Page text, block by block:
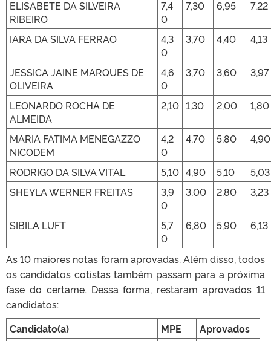
ELISABETE DA SILVEIRA
RIBEIRO
7,4
0
7,30 6,95 7,22
IARA DA SILVA FERRAO
4,3
0
3,70 4,40 4,13
JESSICA JAINE MARQUES DE
OLIVEIRA
4,6
0
3,70 3,60 3,97
LEONARDO ROCHA DE
ALMEIDA
2,10 1,30 2,00 1,80
MARIA FATIMA MENEGAZZO
NICODEM
4,2
0
4,70 5,80 4,90
RODRIGO DA SILVA VITAL 5,10 4,90 5,10
5,03
SHEYLA WERNER FREITAS
3,9
0
3,00 2,80 3,23
SIBILA LUFT
5,7
0
6,80 5,90 6,13
As 10 maiores notas foram aprovadas. Além disso, todos
os candidatos cotistas também passam para a próxima
fase do certame. Dessa forma, restaram aprovados 11
candidatos:
Candidato(a)
MPE
Aprovados